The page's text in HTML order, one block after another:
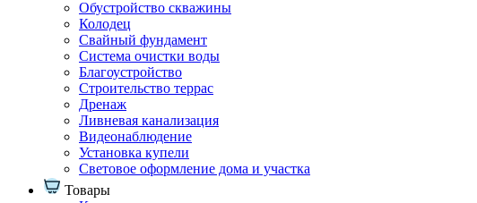
Обустройство скважины
Колодец
Свайный фундамент
Система очистки воды
Благоустройство
Строительство террас
Дренаж
Ливневая канализация
Видеонаблюдение
Установка купели
Световое оформление дома и участка
Товары